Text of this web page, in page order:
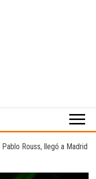
Rouss, llegó a Madrid